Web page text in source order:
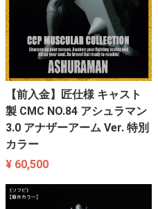
【前入金】匠仕様 キャスト
製 CMC NO.84 アシュラマン
3.0 アナザーアーム Ver. 特別
カラー
¥ 60,500